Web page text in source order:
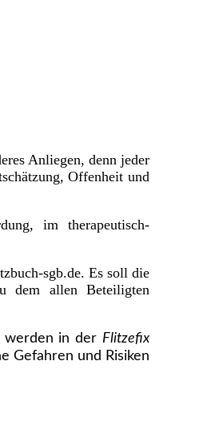
Anliegen, denn jeder
Offenheit und
im therapeutisch-
sgb.de. Es soll die
dem allen Beteiligten
werden in der Flitzefix
Gefahren und Risiken